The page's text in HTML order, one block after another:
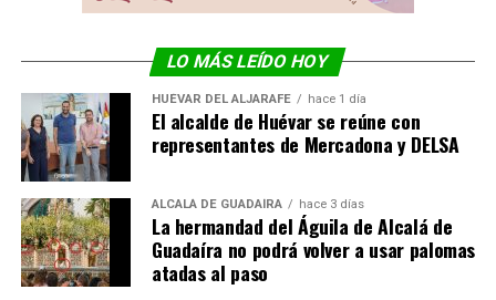
LO MÁS LEÍDO HOY
HUÉVAR DEL ALJARAFE hace 1 día
El alcalde de Huévar se reúne con
representantes de Mercadona y DELSA
ALCALÁ DE GUADAÍRA hace 3 días
La hermandad del Águila de Alcalá de
Guadaíra no podrá volver a usar palomas
atadas al paso